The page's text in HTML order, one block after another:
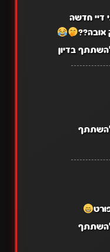
דיי חדשה
בדיון